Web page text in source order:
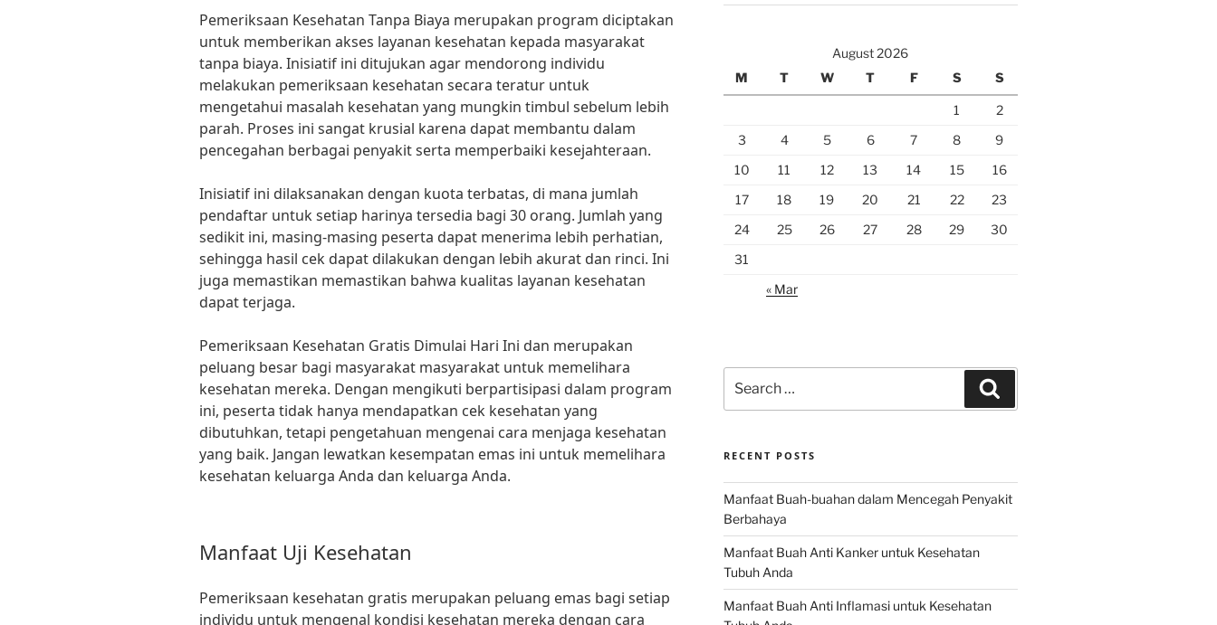
Pemeriksaan Kesehatan Tanpa Biaya merupakan program diciptakan
untuk memberikan akses layanan kesehatan kepada masyarakat
tanpa biaya. Inisiatif ini ditujukan agar mendorong individu
melakukan pemeriksaan kesehatan secara teratur untuk
mengetahui masalah kesehatan yang mungkin timbul sebelum lebih
parah. Proses ini sangat krusial karena dapat membantu dalam
pencegahan berbagai penyakit serta memperbaiki kesejahteraan.
Inisiatif ini dilaksanakan dengan kuota terbatas, di mana jumlah
pendaftar untuk setiap harinya tersedia bagi 30 orang. Jumlah yang
sedikit ini, masing-masing peserta dapat menerima lebih perhatian,
sehingga hasil cek dapat dilakukan dengan lebih akurat dan rinci. Ini
juga memastikan memastikan bahwa kualitas layanan kesehatan
dapat terjaga.
Pemeriksaan Kesehatan Gratis Dimulai Hari Ini dan merupakan
peluang besar bagi masyarakat masyarakat untuk memelihara
kesehatan mereka. Dengan mengikuti berpartisipasi dalam program
ini, peserta tidak hanya mendapatkan cek kesehatan yang
dibutuhkan, tetapi pengetahuan mengenai cara menjaga kesehatan
yang baik. Jangan lewatkan kesempatan emas ini untuk memelihara
kesehatan keluarga Anda dan keluarga Anda.
Manfaat Uji Kesehatan
Pemeriksaan kesehatan gratis merupakan peluang emas bagi setiap
individu untuk mengenal kondisi kesehatan mereka dengan cara
August 2026
M
T W T F S S
1
2
3
4 5 6 7 8
9
10
11 12 13 14 15
16
17
18 19 20 21 22
23
24
25 26 27 28 29
30
31
« Mar
for:
RECENT POSTS
Manfaat Buah-buahan dalam Mencegah Penyakit
Berbahaya
Manfaat Buah Anti Kanker untuk Kesehatan
Tubuh Anda
Manfaat Buah Anti Inflamasi untuk Kesehatan